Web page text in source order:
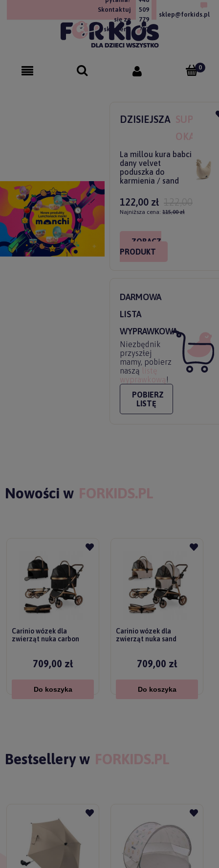
Skontaktuj
się ze
sklepem!
509
779
757
sklep@forkids.pl
DZISIEJSZA SUPER
OKAZJA
La millou kura babci
dany velvet
poduszka do
karmienia / sand
122,00 zł 122,00 zł
Najniższa cena: 115,00 zł
ZOBACZ
PRODUKT
DARMOWA
LISTA
WYPRAWKOWA
Niezbędnik
przyszłej
mamy, pobierz
naszą
listę
wyprawkową !
POBIERZ
LISTĘ
Nowości w FORKIDS.PL
Carinio wózek dla
zwierząt nuka carbon
709,00 zł
Do koszyka
Carinio wózek dla
zwierząt nuka sand
709,00 zł
Do koszyka
Bestsellery w FORKIDS.PL